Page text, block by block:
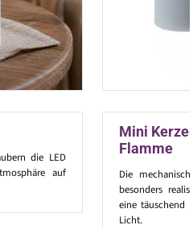
die LED
auf
Mini
Flamme
Die
besonders
eine täuschend
Licht.